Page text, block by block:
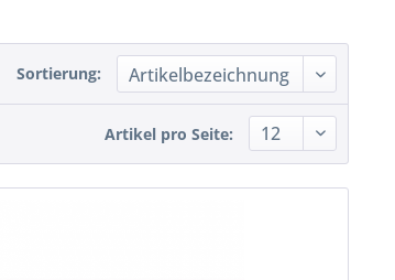
Sortierung:
Artikel pro Seite: